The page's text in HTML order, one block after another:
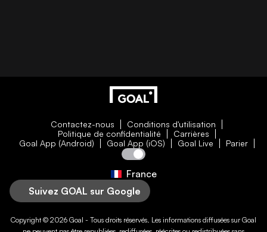
Contactez-nous
Conditions d'utilisation
Politique de confidentialité
Carrières
Goal App (Android)
Goal App (iOS) Goal Live Parier
France
Suivez GOAL sur Google
Copyright © 2026 Goal - Tous droits réservés. Les informations diffusées surGoal